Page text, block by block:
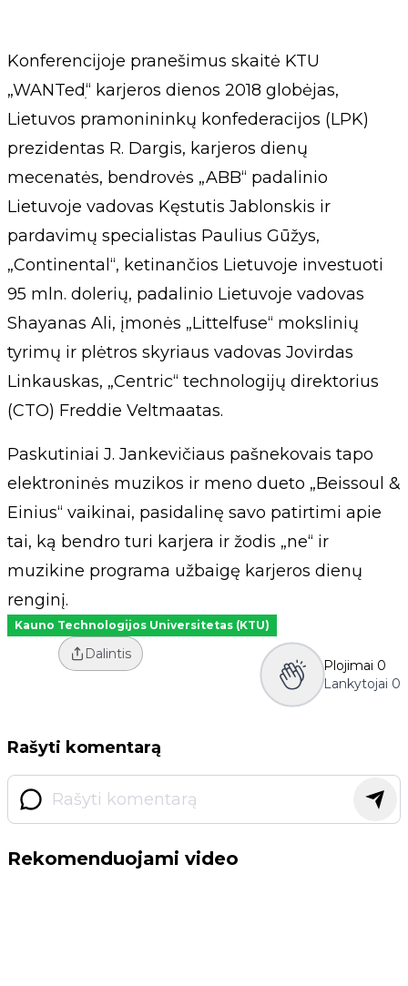
Konferencijoje pranešimus skaitė KTU
„WANTedׅ“ karjeros dienos 2018 globėjas,
Lietuvos pramonininkų konfederacijos (LPK)
prezidentas R. Dargis, karjeros dienų
mecenatės, bendrovės „ABB“ padalinio
Lietuvoje vadovas Kęstutis Jablonskis ir
pardavimų specialistas Paulius Gūžys,
„Continental“, ketinančios Lietuvoje investuoti
95 mln. dolerių, padalinio Lietuvoje vadovas
Shayanas Ali, įmonės „Littelfuse“ mokslinių
tyrimų ir plėtros skyriaus vadovas Jovirdas
Linkauskas, „Centric“ technologijų direktorius
(CTO) Freddie Veltmaatas.
Paskutiniai J. Jankevičiaus pašnekovais tapo
elektroninės muzikos ir meno dueto „Beissoul &
Einius“ vaikinai, pasidalinę savo patirtimi apie
tai, ką bendro turi karjera ir žodis „ne“ ir
muzikine programa užbaigę karjeros dienų
renginį.
Kauno Technologijos Universitetas (KTU)
Dalintis
Plojimai 0
Lankytojai 0
Rašyti komentarą
Rekomenduojami video